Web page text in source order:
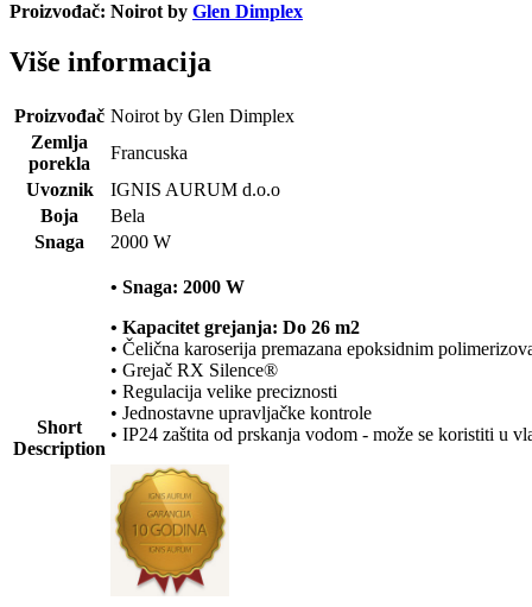
Proizvođač: Noirot by Glen Dimplex
Više informacija
Proizvođač Noirot by Glen Dimplex
Zemlja
porekla
Francuska
Uvoznik
IGNIS AURUM d.o.o
Boja
Bela
Snaga
2000 W
Short
Description
• Snaga: 2000 W
• Kapacitet grejanja: Do 26 m2
• Čelična karoserija premazana epoksidnim
• Grejač RX Silence®
• Regulacija velike preciznosti
• Jednostavne upravljačke kontrole
• IP24 zaštita od prskanja vodom - može se koristiti u